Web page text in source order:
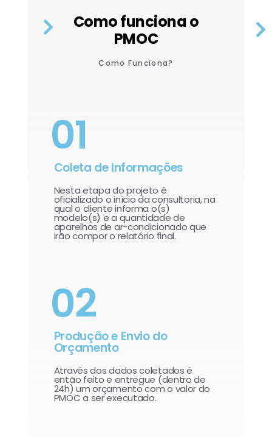
Como funciona o
PMOC
Como Funciona?
01
Coleta de Informações
Nesta etapa do projeto é
oficializado o início da consultoria, na
qual o cliente informa o(s)
modelo(s) e a quantidade de
aparelhos de ar-condicionado que
irão compor o relatório final.​
02
Produção e Envio do
Orçamento
Através dos dados coletados é
então feito e entregue (dentro de
24h) um orçamento com o valor do
PMOC a ser executado.